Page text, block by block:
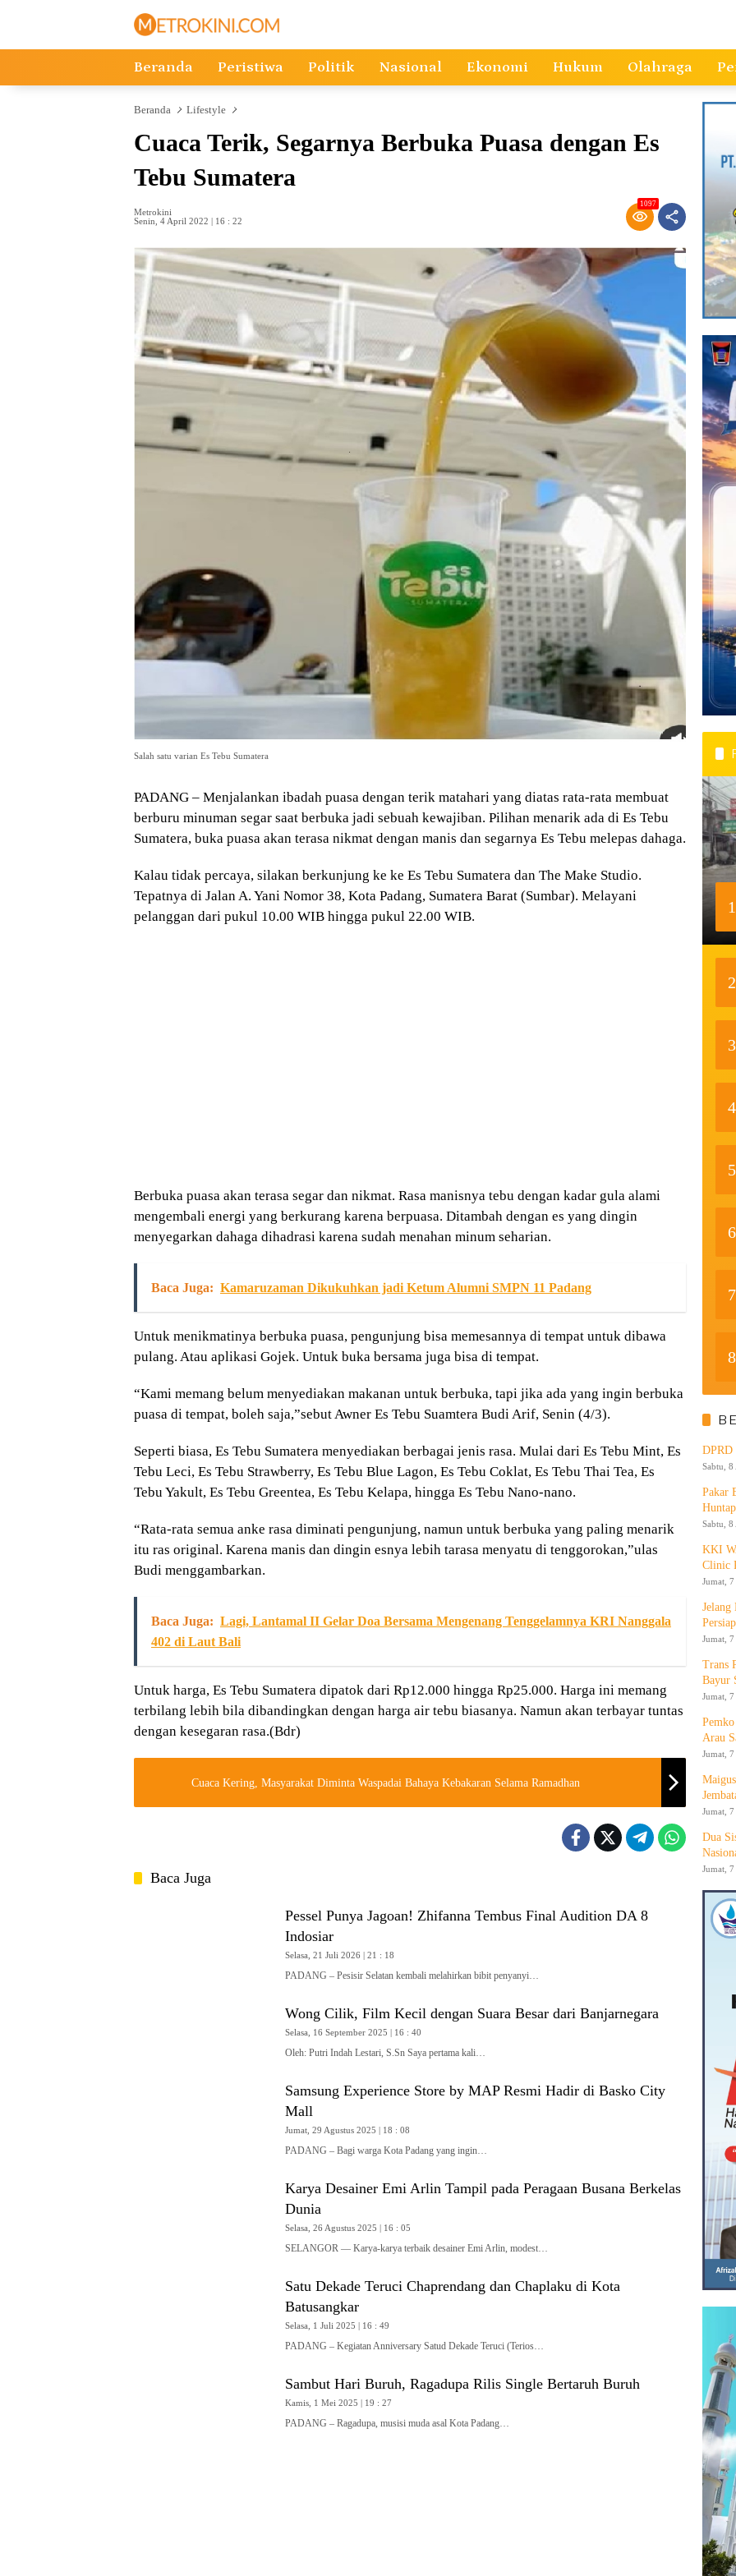
Beranda Peristiwa Politik Nasional Ekonomi Hukum Olahraga
Beranda Lifestyle
Cuaca Terik, Segarnya Berbuka Puasa dengan Es
Tebu Sumatera
Metrokini
Senin, 4 April 2022 | 16 : 22
1097
Salah satu varian Es Tebu Sumatera
PADANG – Menjalankan ibadah puasa dengan terik matahari yang diatas rata-rata membuat
berburu minuman segar saat berbuka jadi sebuah kewajiban. Pilihan menarik ada di Es Tebu
Sumatera, buka puasa akan terasa nikmat dengan manis dan segarnya Es Tebu melepas dahaga.
Kalau tidak percaya, silakan berkunjung ke ke Es Tebu Sumatera dan The Make Studio.
Tepatnya di Jalan A. Yani Nomor 38, Kota Padang, Sumatera Barat (Sumbar). Melayani
pelanggan dari pukul 10.00 WIB hingga pukul 22.00 WIB.
Berbuka puasa akan terasa segar dan nikmat. Rasa manisnya tebu dengan kadar gula alami
mengembali energi yang berkurang karena berpuasa. Ditambah dengan es yang dingin
menyegarkan dahaga dihadrasi karena sudah menahan minum seharian.
Baca Juga: Kamaruzaman Dikukuhkan jadi Ketum Alumni SMPN 11 Padang
Untuk menikmatinya berbuka puasa, pengunjung bisa memesannya di tempat untuk dibawa
pulang. Atau aplikasi Gojek. Untuk buka bersama juga bisa di tempat.
“Kami memang belum menyediakan makanan untuk berbuka, tapi jika ada yang ingin berbuka
puasa di tempat, boleh saja,”sebut Awner Es Tebu Suamtera Budi Arif, Senin (4/3).
Seperti biasa, Es Tebu Sumatera menyediakan berbagai jenis rasa. Mulai dari Es Tebu Mint, Es
Tebu Leci, Es Tebu Strawberry, Es Tebu Blue Lagon, Es Tebu Coklat, Es Tebu Thai Tea, Es
Tebu Yakult, Es Tebu Greentea, Es Tebu Kelapa, hingga Es Tebu Nano-nano.
“Rata-rata semua anke rasa diminati pengunjung, namun untuk berbuka yang paling menarik
itu ras original. Karena manis dan dingin esnya lebih tarasa menyatu di tenggorokan,”ulas
Budi menggambarkan.
Baca Juga: Lagi, Lantamal II Gelar Doa Bersama Mengenang Tenggelamnya KRI Nanggala
402 di Laut Bali
Untuk harga, Es Tebu Sumatera dipatok dari Rp12.000 hingga Rp25.000. Harga ini memang
terbilang lebih bila dibandingkan dengan harga air tebu biasanya. Namun akan terbayar tuntas
dengan kesegaran rasa.(Bdr)
Cuaca Kering, Masyarakat Diminta Waspadai Bahaya Kebakaran Selama Ramadhan
Baca Juga
Pessel Punya Jagoan! Zhifanna Tembus Final Audition DA 8
Indosiar
Selasa, 21 Juli 2026 | 21 : 18
PADANG – Pesisir Selatan kembali melahirkan bibit penyanyi…
Wong Cilik, Film Kecil dengan Suara Besar dari Banjarnegara
Selasa, 16 September 2025 | 16 : 40
Oleh: Putri Indah Lestari, S.Sn Saya pertama kali…
Samsung Experience Store by MAP Resmi Hadir di Basko City
Mall
Jumat, 29 Agustus 2025 | 18 : 08
PADANG – Bagi warga Kota Padang yang ingin…
Karya Desainer Emi Arlin Tampil pada Peragaan Busana Berkelas
Dunia
Selasa, 26 Agustus 2025 | 16 : 05
SELANGOR — Karya-karya terbaik desainer Emi Arlin, modest…
Satu Dekade Teruci Chaprendang dan Chaplaku di Kota
Batusangkar
Selasa, 1 Juli 2025 | 16 : 49
PADANG – Kegiatan Anniversary Satud Dekade Teruci (Terios…
Sambut Hari Buruh, Ragadupa Rilis Single Bertaruh Buruh
Kamis, 1 Mei 2025 | 19 : 27
PADANG – Ragadupa, musisi muda asal Kota Padang…
1
2
3
4
5
6
7
8
DPRD
Sabtu, 8
Pakar
Sabtu, 8
KKI
Clinic
Jumat,
Jelang
Jumat,
Trans
Bayur
Jumat,
Arau
Jumat,
Jumat,
Dua
Jumat,